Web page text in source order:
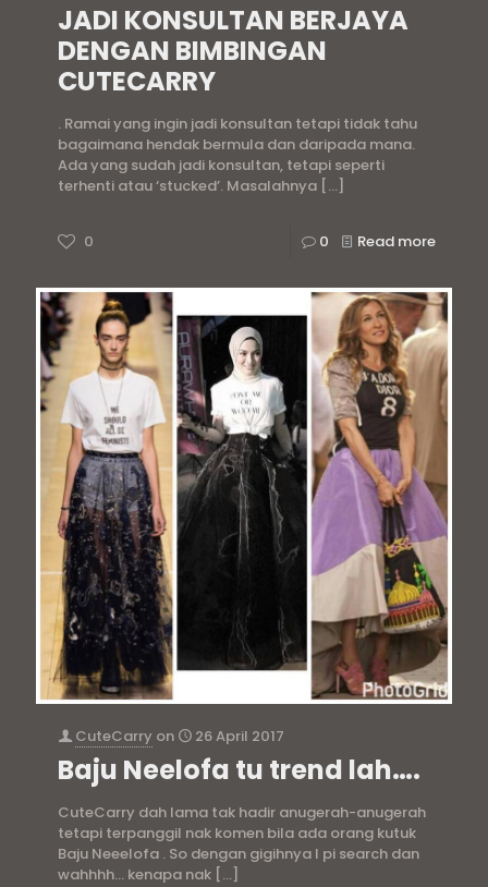
JADI KONSULTAN BERJAYA
DENGAN BIMBINGAN
CUTECARRY
. Ramai yang ingin jadi konsultan tetapi tidak tahu
bagaimana hendak bermula dan daripada mana.
Ada yang sudah jadi konsultan, tetapi seperti
terhenti atau ‘stucked’. Masalahnya […]
0 0 Read more
CuteCarry on 26 April 2017
Baju Neelofa tu trend lah….
CuteCarry dah lama tak hadir anugerah-anugerah
tetapi terpanggil nak komen bila ada orang kutuk
Baju Neeelofa . So dengan gigihnya I pi search dan
wahhhh… kenapa nak […]